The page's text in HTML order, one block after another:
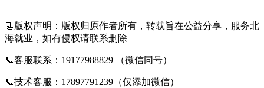
📃版权声明：版权归原作者所有，转载旨在公益分享，服务北
海就业，如有侵权请联系删除
📞客服联系：19177988829 （微信同号）
📞技术客服：17897791239（仅添加微信）